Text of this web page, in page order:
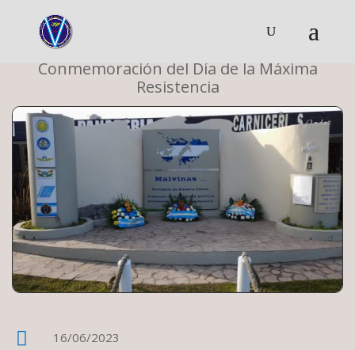
Conmemoración del Día de la Máxima
Resistencia
 16/06/2023